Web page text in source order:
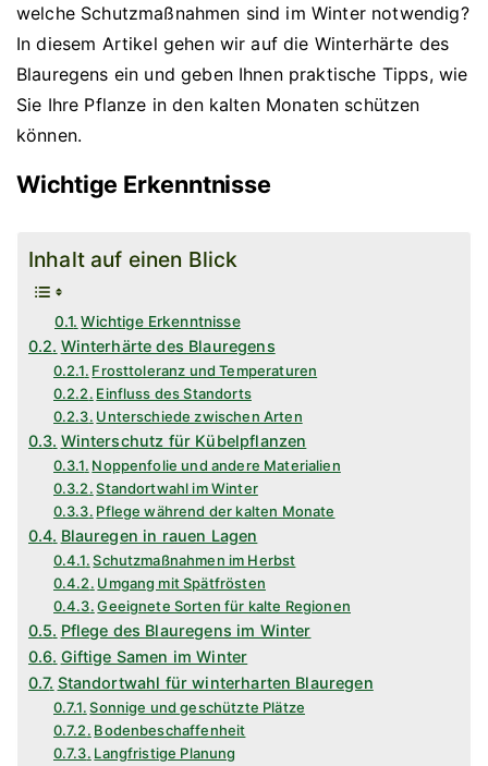
welche Schutzmaßnahmen sind im Winter notwendig?
In diesem Artikel gehen wir auf die Winterhärte des
Blauregens ein und geben Ihnen praktische Tipps, wie
Sie Ihre Pflanze in den kalten Monaten schützen
können.
Wichtige Erkenntnisse
Inhalt auf einen Blick
Wichtige Erkenntnisse
Winterhärte des Blauregens
Frosttoleranz und Temperaturen
Einfluss des Standorts
Unterschiede zwischen Arten
Winterschutz für Kübelpflanzen
Noppenfolie und andere Materialien
Standortwahl im Winter
Pflege während der kalten Monate
Blauregen in rauen Lagen
Schutzmaßnahmen im Herbst
Umgang mit Spätfrösten
Geeignete Sorten für kalte Regionen
Pflege des Blauregens im Winter
Giftige Samen im Winter
Standortwahl für winterharten Blauregen
Sonnige und geschützte Plätze
Bodenbeschaffenheit
Langfristige Planung